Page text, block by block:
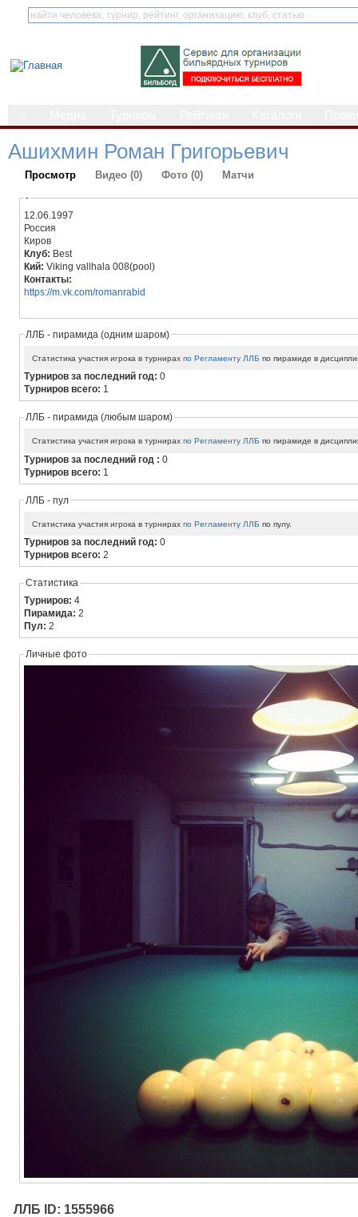
Ашихмин Роман Григорьевич
Просмотр Видео (0) Фото (0) Матчи
-
12.06.1997
Россия
Киров
Клуб: Best
Кий:Viking vallhala 008(pool)
Контакты:
https://m.vk.com/romanrabid
ЛЛБ - пирамида (одним шаром)
Статистика участия игрока в турнирахпо Регламенту ЛЛБ по пирамиде в
Турниров за последний год:0
Турниров всего: 1
ЛЛБ - пирамида (любым шаром)
Статистика участия игрока в турнирахпо Регламенту ЛЛБ по пирамиде в
Турниров за последний год :0
Турниров всего: 1
ЛЛБ - пул
Статистика участия игрока в турнирахпо Регламенту ЛЛБ по пулу.
Турниров за последний год:0
Турниров всего:2
Статистика
Турниров:4
Пирамида:2
Пул:2
Личные фото
ЛЛБ ID: 1555966